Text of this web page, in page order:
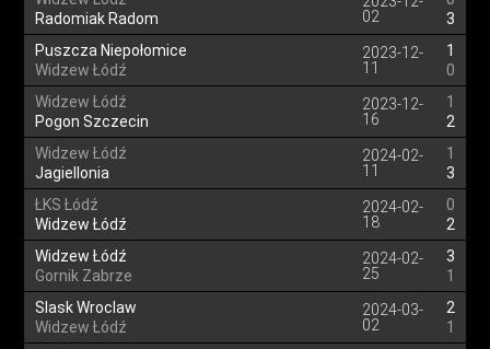
Radomiak Radom
02
3
Puszcza Niepołomice
Widzew Łódź
2023-12-
11
1
0
Widzew Łódź
Pogon Szczecin
2023-12-
16
1
2
Widzew Łódź
Jagiellonia
2024-02-
11
1
3
ŁKS Łódź
Widzew Łódź
2024-02-
18
0
2
Widzew Łódź
Gornik Zabrze
2024-02-
25
3
1
Slask Wroclaw
Widzew Łódź
2024-03-
02
2
1